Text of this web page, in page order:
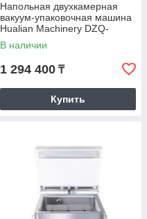
Напольная двухкамерная
вакуум-упаковочная машина
Hualian Machinery DZQ-
500/2SB SS нерж
В наличии
1 294 400 ₸
Купить